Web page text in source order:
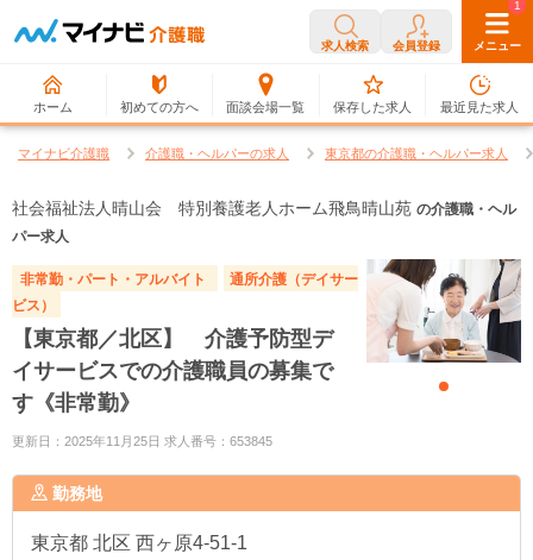
求人検索 会員登録 メニュー
ホーム 初めての方へ 面談会場一覧
0
保存した求人
1
最近見た求人
マイナビ介護職 介護職・ヘルパーの求人 東京都の介護職・ヘルパー求人
社会福祉法人晴山会 特別養護老人ホーム飛鳥晴山苑 の介護職・ヘル
パー求人
非常勤・パート・アルバイト
通所介護（デイサー
ビス）
【東京都／北区】 介護予防型デ
イサービスでの介護職員の募集で
す《非常勤》
更新日：2025年11月25日 求人番号：653845
勤務地
東京都 北区 西ヶ原4-51-1